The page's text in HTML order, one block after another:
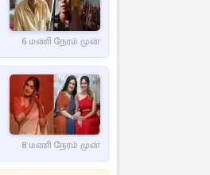
6 மணி நேரம் முன்
8 மணி நேரம் முன்